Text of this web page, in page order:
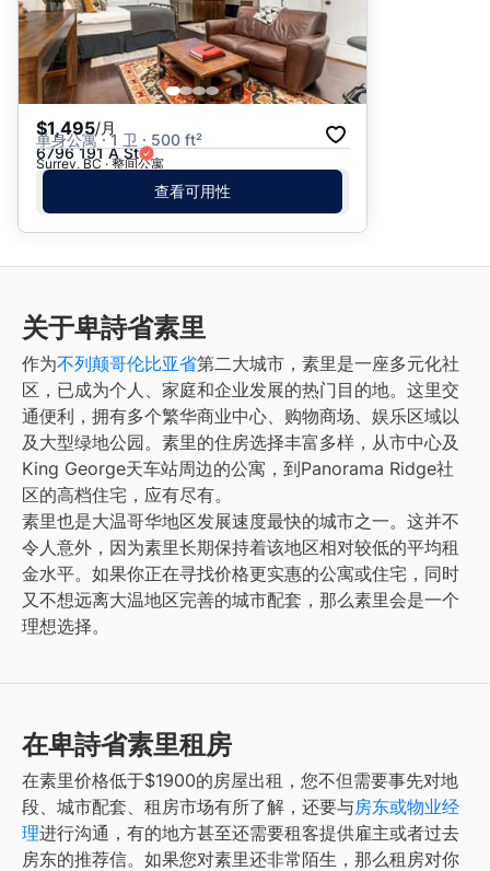
$1,495/月
单身公寓 · 1 卫 · 500 ft²
6796 191 A St
Surrey, BC · 整间公寓
查看可用性
关于卑詩省素里
作为不列颠哥伦比亚省第二大城市，素里是一座多元化社
区，已成为个人、家庭和企业发展的热门目的地。这里交
通便利，拥有多个繁华商业中心、购物商场、娱乐区域以
及大型绿地公园。素里的住房选择丰富多样，从市中心及
King George天车站周边的公寓，到Panorama Ridge社
区的高档住宅，应有尽有。
素里也是大温哥华地区发展速度最快的城市之一。这并不
令人意外，因为素里长期保持着该地区相对较低的平均租
金水平。如果你正在寻找价格更实惠的公寓或住宅，同时
又不想远离大温地区完善的城市配套，那么素里会是一个
理想选择。
在卑詩省素里租房
在素里价格低于$1900的房屋出租 ，您不但需要事先对地
段、城市配套、租房市场有所了解，还要与房东或物业经
理进行沟通，有的地方甚至还需要租客提供雇主或者过去
房东的推荐信。如果您对素里还非常陌生，那么租房对你